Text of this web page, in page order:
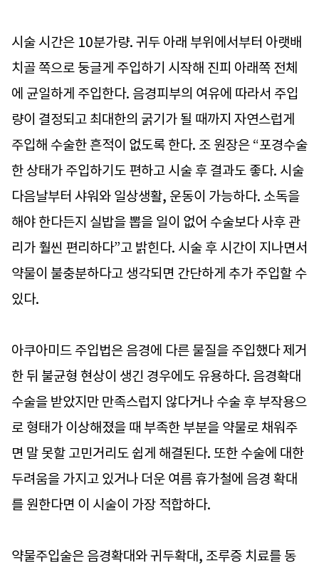
시술 시간은 10분가량. 귀두 아래 부위에서부터 아랫배
치골 쪽으로 둥글게 주입하기 시작해 진피 아래쪽 전체
에 균일하게 주입한다. 음경피부의 여유에 따라서 주입
량이 결정되고 최대한의 굵기가 될 때까지 자연스럽게
주입해 수술한 흔적이 없도록 한다. 조 원장은 “포경수술
한 상태가 주입하기도 편하고 시술 후 결과도 좋다. 시술
다음날부터 샤워와 일상생활, 운동이 가능하다. 소독을
해야 한다든지 실밥을 뽑을 일이 없어 수술보다 사후 관
리가 훨씬 편리하다”고 밝힌다. 시술 후 시간이 지나면서
약물이 불충분하다고 생각되면 간단하게 추가 주입할 수
있다.
아쿠아미드 주입법은 음경에 다른 물질을 주입했다 제거
한 뒤 불균형 현상이 생긴 경우에도 유용하다. 음경확대
수술을 받았지만 만족스럽지 않다거나 수술 후 부작용으
로 형태가 이상해졌을 때 부족한 부분을 약물로 채워주
면 말 못할 고민거리도 쉽게 해결된다. 또한 수술에 대한
두려움을 가지고 있거나 더운 여름 휴가철에 음경 확대
를 원한다면 이 시술이 가장 적합하다.
약물주입술은 음경확대와 귀두확대, 조루증 치료를 동